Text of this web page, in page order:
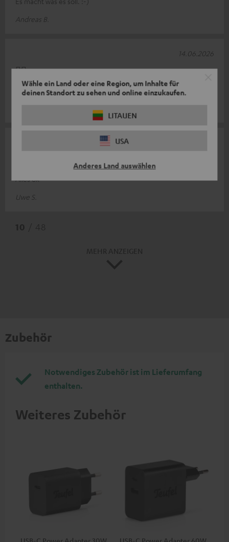
Wähle ein Land oder eine Region, um Inhalte für
deinen Standort zu sehen und online einzukaufen.
LITAUEN
USA
Anderes Land auswählen
Andreas B.
👍🏻
👍🏻
14.06.2026
Alles ok
Uwe S.
Zubehör
Notwendiges Zubehör ist im Lieferumfang
enthalten.
Weiteres Zubehör